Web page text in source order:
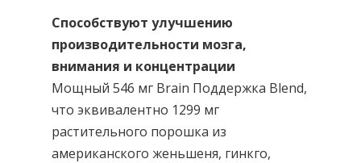
Способствуют улучшению
производительности мозга,
внимания и концентрации
Мощный 546 мг Brain Поддержка Blend,
что эквивалентно 1299 мг
растительного порошка из
американского женьшеня, гинкго,